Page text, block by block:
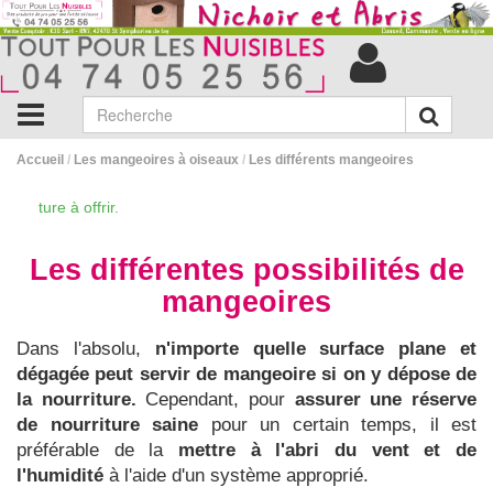
Accueil / Les mangeoires à oiseaux / Les différents mangeoires
à offrir.
Les différentes possibilités de
mangeoires
Dans l'absolu, n'importe quelle surface plane et
dégagée peut servir de mangeoire si on y dépose de
la nourriture. Cependant, pour assurer une réserve
de nourriture saine pour un certain temps, il est
préférable de la mettre à l'abri du vent et de
l'humidité à l'aide d'un système approprié.